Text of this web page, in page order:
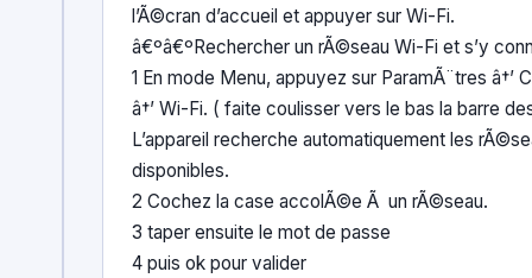
l’Ã©cran d’accueil et appuyer sur Wi-Fi.
â€ºâ€ºRechercher un rÃ©seau Wi-Fi et s’y
1 En mode Menu, appuyez sur ParamÃ¨tres â†’
â†’ Wi-Fi. ( faite coulisser vers le bas la barre
L’appareil recherche automatiquement les
disponibles.
2 Cochez la case accolÃ©e Ã un rÃ©seau.
3 taper ensuite le mot de passe
4 puis ok pour valider